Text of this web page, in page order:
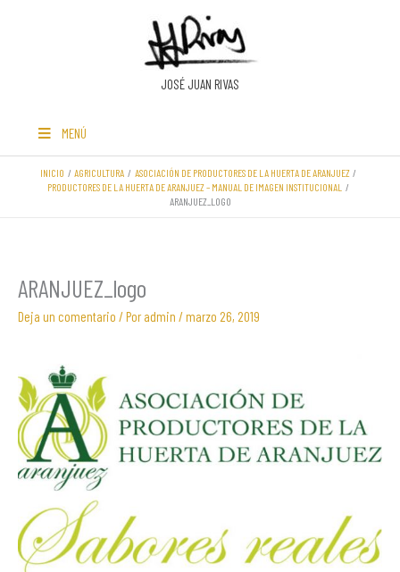
JOSÉ JUAN RIVAS
MENÚ
INICIO AGRICULTURA
ASOCIACIÓN DE PRODUCTORES DE LA HUERTA DE ARANJUEZ
PRODUCTORES DE LA HUERTA DE ARANJUEZ – MANUAL DE IMAGEN INSTITUCIONAL
ARANJUEZ_LOGO
ARANJUEZ_logo
Deja un comentario / Poradmin /marzo 26, 2019